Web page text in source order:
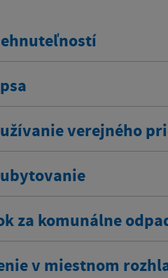
verejného
za komunálne
v miestnom